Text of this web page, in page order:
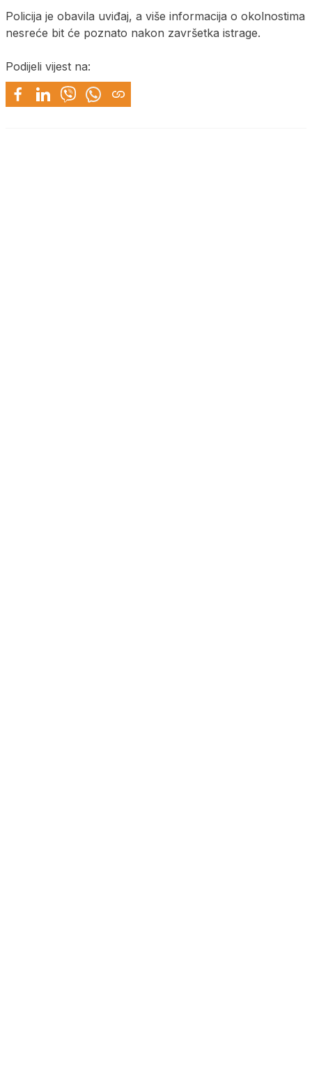
Policija je obavila uviđaj, a više informacija o okolnostima
nesreće bit će poznato nakon završetka istrage.
Podijeli vijest na: